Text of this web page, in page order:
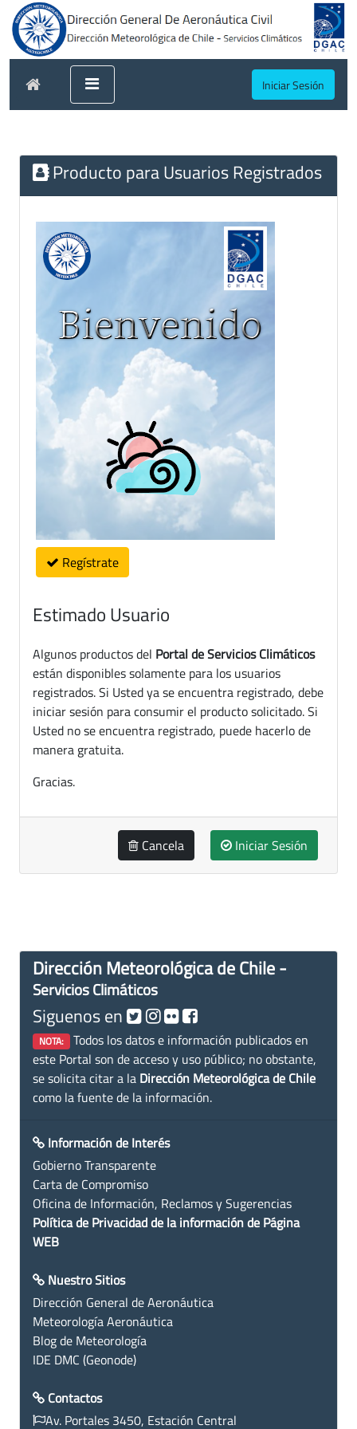
Iniciar Sesión
Producto para Usuarios Registrados
Regístrate
Estimado Usuario
Algunos productos del Portal de Servicios Climáticos
están disponibles solamente para los usuarios
registrados. Si Usted ya se encuentra registrado, debe
iniciar sesión para consumir el producto solicitado. Si
Usted no se encuentra registrado, puede hacerlo de
manera gratuita.
Gracias.
Cancela Iniciar Sesión
Dirección Meteorológica de Chile -
Servicios Climáticos
Siguenos en
NOTA: Todos los datos e información publicados en
este Portal son de acceso y uso público; no obstante,
se solicita citar a la Dirección Meteorológica de Chile
como la fuente de la información.
Información de Interés
Gobierno Transparente
Carta de Compromiso
Oficina de Información, Reclamos y Sugerencias
Política de Privacidad de la información de Página
WEB
Nuestro Sitios
Dirección General de Aeronáutica
Meteorología Aeronáutica
Blog de Meteorología
IDE DMC (Geonode)
Contactos
Av. Portales 3450, Estación Central